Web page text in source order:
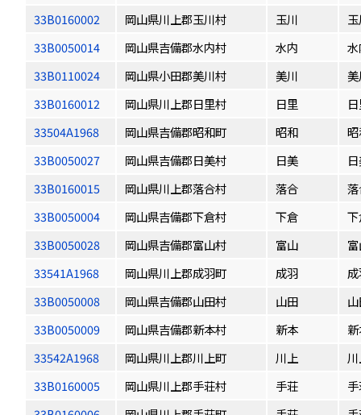
33B0160002
岡山県川上郡玉川村 玉川
33B0050014
岡山県吉備郡水内村 水内
33B0110024
岡山県小田郡美川村 美川
33B0160012
岡山県川上郡日里村 日里
33504A1968
岡山県吉備郡昭和町 昭和
33B0050027
岡山県吉備郡日美村 日美
33B0160015
岡山県川上郡落合村 落合
33B0050004
岡山県吉備郡下倉村 下倉
33B0050028
岡山県吉備郡富山村 富山
33541A1968
岡山県川上郡成羽町 成羽
33B0050008
岡山県吉備郡山田村 山田
33B0050009
岡山県吉備郡新本村 新本
33542A1968
岡山県川上郡川上町 川上
33B0160005
岡山県川上郡手荘村 手荘